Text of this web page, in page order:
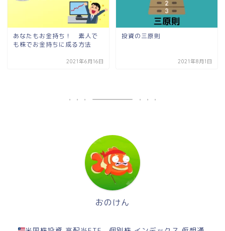
あなたもお金持ち！ 素人で
も株でお金持ちに成る方法
2021年6月16日
投資の三原則
2021年8月1日
おのけん